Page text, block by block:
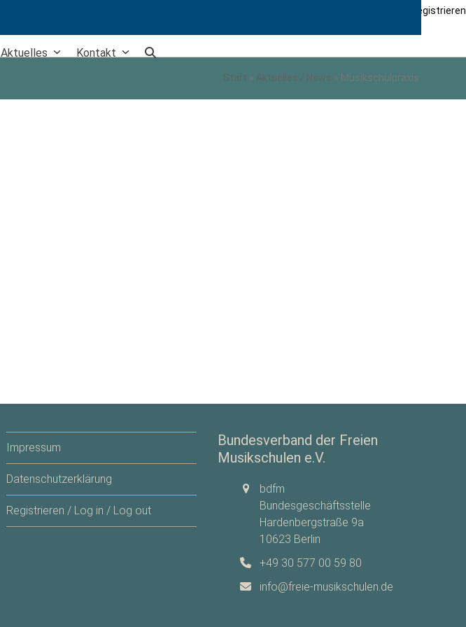
Login / Logout / Registrieren
Aktuelles Kontakt
Start » Aktuelles / News » Musikschulpraxis
Impressum
Datenschutzerklärung
Registrieren / Log in / Log out
Bundesverband der Freien
Musikschulen e.V.
bdfm
Bundesgeschäftsstelle
Hardenbergstraße 9a
10623 Berlin
+49 30 577 00 59 80
info@freie-musikschulen.de